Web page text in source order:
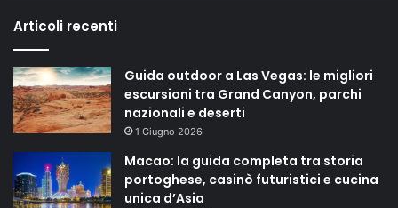
Articoli recenti
Guida outdoor a Las Vegas: le migliori
escursioni tra Grand Canyon, parchi
nazionali e deserti
1 Giugno 2026
Macao: la guida completa tra storia
portoghese, casinò futuristici e cucina
unica d’Asia